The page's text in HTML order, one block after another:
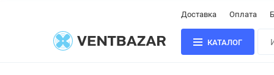
Доставка Оплата
КАТАЛОГ